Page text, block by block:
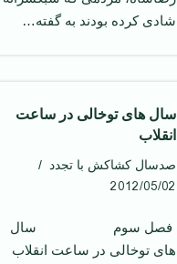
شادی كرده بودند به گفته…
سال های توخالی در ساعت
انقلاب
صدسال کشاکش با تجدد
2012/05/02
‌ فصل سوم سال
های توخالی در ساعت انقلاب